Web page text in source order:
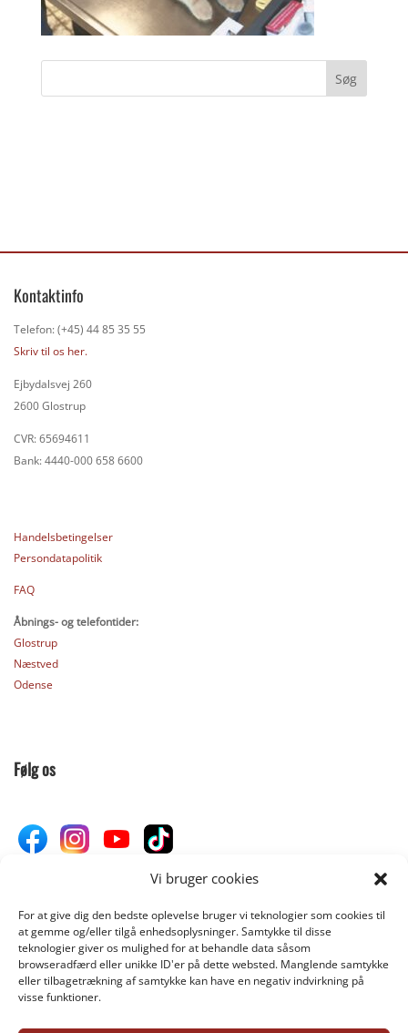
Vi bruger cookies
For at give dig den bedste oplevelse bruger vi teknologier som cookies til
at gemme og/eller tilgå enhedsoplysninger. Samtykke til disse
teknologier giver os mulighed for at behandle data såsom
browseradfærd eller unikke ID'er på dette websted. Manglende samtykke
eller tilbagetrækning af samtykke kan have en negativ indvirkning på
visse funktioner.
Kontaktinfo
Telefon: (+45) 44 85 35 55
Skriv til os her.
Ejbydalsvej 260
2600 Glostrup
CVR: 65694611
Bank: 4440-000 658 6600
Handelsbetingelser
Persondatapolitik
FAQ
Åbnings- og telefontider:
Glostrup
Næstved
Odense
Følg os
Donér til Inges Kattehjem
DONÉR